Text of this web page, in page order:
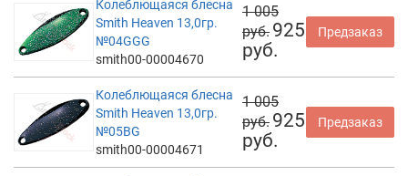
Колеблющаяся блесна
Smith Heaven 13,0гр.
№04GGG
smith00-00004670
1 005
руб. 925
руб.
Предзаказ
Колеблющаяся блесна
Smith Heaven 13,0гр.
№05BG
smith00-00004671
1 005
руб. 925
руб.
Предзаказ